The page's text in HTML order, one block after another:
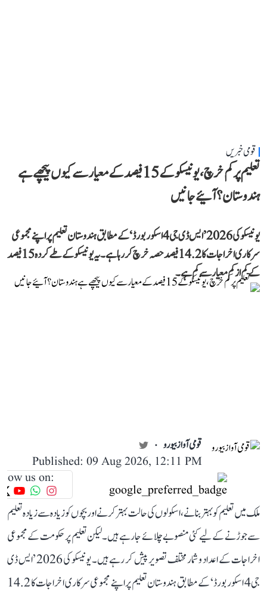
قومی خبریں
تعلیم پر کم خرچ، یونیسکو کے 15 فیصد کے معیار سے کیوں پیچھے ہے
ہندوستان؟ آئیے جانیں
یونیسکو کی 2026 ’ایس ڈی جی 4 اسکور بورڈ‘ کے مطابق ہندوستان تعلیم پر اپنے مجموعی
سرکاری اخراجات کا 14.2 فیصد حصہ خرچ کر رہا ہے۔ یہ یونیسکو کے طے کردہ 15 فیصد
کے کم از کم معیار سے کم ہے۔
قومی آواز بیورو
Published: 09 Aug 2026, 12:11 PM
us on:
ملک میں تعلیم کو بہتر بنانے، اسکولوں کی حالت بہتر کرنے اور بچوں کو زیادہ سے زیادہ تعلیم
سے جوڑنے کے لیے کئی منصوبے چلائے جا رہے ہیں۔ لیکن تعلیم پر حکومت کے مجموعی
اخراجات کے اعداد و شمار مختلف تصویر پیش کر رہے ہیں۔ یونیسکو کی 2026 ’ایس ڈی
جی 4 اسکور بورڈ‘ کے مطابق ہندوستان تعلیم پر اپنے مجموعی سرکاری اخراجات کا 14.2